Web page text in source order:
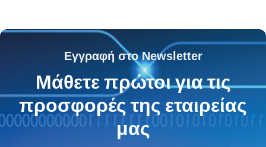
Εγγραφή στο Newsletter
Μάθετε πρώτοι για τις
προσφορές της εταιρείας
μας